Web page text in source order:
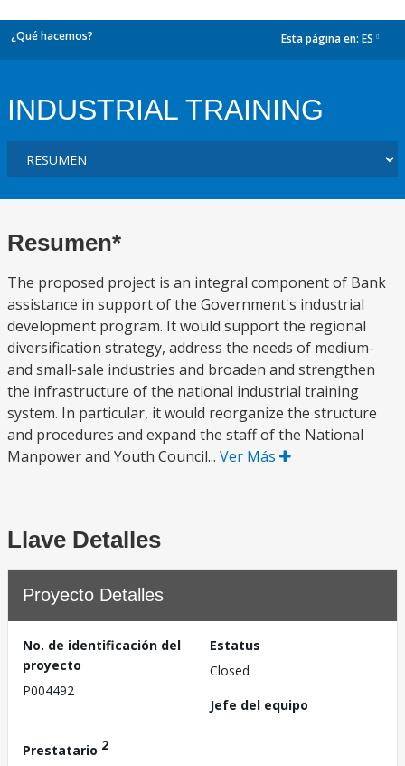
¿Qué hacemos? Esta página en: ES
INDUSTRIAL TRAINING
Resumen*
The proposed project is an integral component of Bank
assistance in support of the Government's industrial
development program. It would support the regional
diversification strategy, address the needs of medium-
and small-sale industries and broaden and strengthen
the infrastructure of the national industrial training
system. In particular, it would reorganize the structure
and procedures and expand the staff of the National
Manpower and Youth Council... Ver Más
Llave Detalles
Proyecto Detalles
No. de identificación del
proyecto
P004492
Estatus
Closed
Jefe del equipo
Prestatario 2